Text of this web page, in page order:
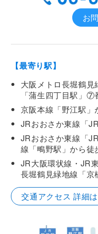
お
【最寄り駅】
大阪メトロ長堀鶴
「蒲生四丁目駅」
京阪本線「野江駅」
JRおおさか東線「
JRおおさか東線「
線「鴫野駅」から徒
JR大阪環状線・JR
長堀鶴見緑地線「
交通アクセス 詳細